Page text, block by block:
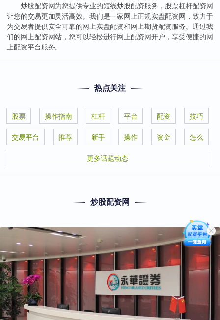
炒股配资网为您提供专业的短线炒股配资服务，股票杠杆配资网
让您的交易更加灵活高效。我们是一家网上正规实盘配资网，致力于
为交易者提供安全可靠的网上实盘配资和网上期货配资服务。通过我
们的网上配资网站，您可以轻松进行网上配资网开户，享受便捷的网
上配资平台服务。
热点关注
股票 操作指南 杠杆 平台 配资 技巧
交易平台 推荐 新手 操作 资金 怎么
更多话题动态
炒股配资网